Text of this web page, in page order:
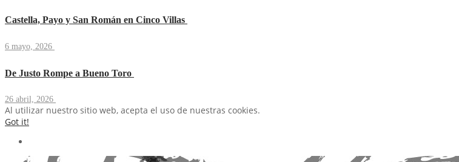
Castella, Payo y San Román en Cinco Villas
6 mayo, 2026
De Justo Rompe a Bueno Toro
26 abril, 2026
Al utilizar nuestro sitio web, acepta el uso de nuestras cookies.
Got it!